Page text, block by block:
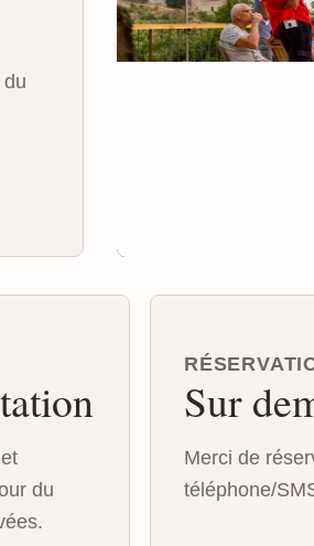
personne, gratuit
du
Sur
Merci de
téléphone/